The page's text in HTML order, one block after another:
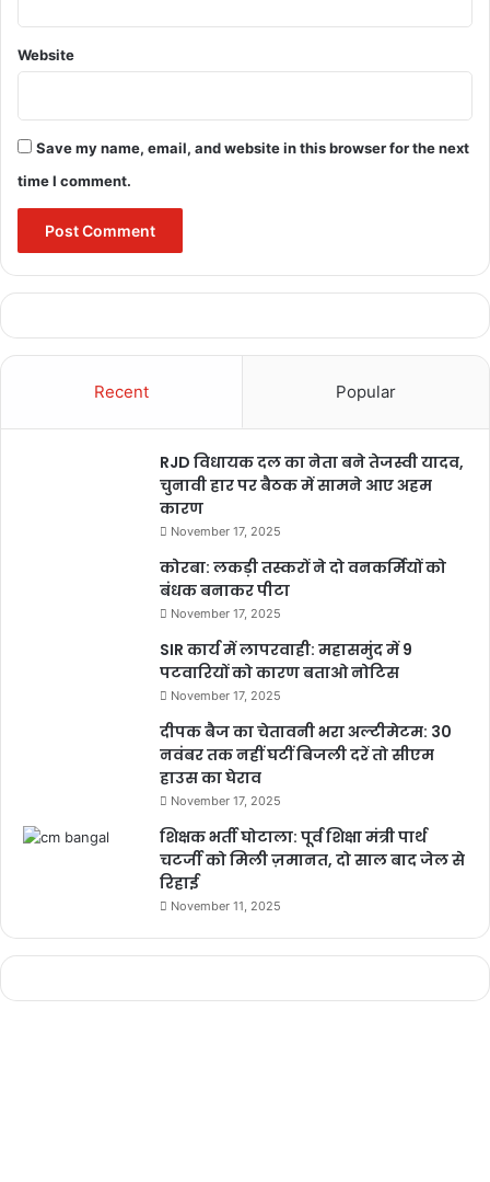
health.
Buland Hindustan
Afghanistan News
afghanistan news / taliban
afghanistan news ariana
afghanistan news around the world
afghanistan news in hindi
afghanistan news live
afghanistan news today plane
afghanistan news what happened
Afghanistan Women
BULAND HINDUSTAN
Talibani Government
u.s. army in afghanistan news today
Website
Save my name, email, and website in this browser for the next
time I comment.
Recent Popular
RJD विधायक दल का नेता बने तेजस्वी यादव,
चुनावी हार पर बैठक में सामने आए अहम
कारण
November 17, 2025
कोरबा: लकड़ी तस्करों ने दो वनकर्मियों को
बंधक बनाकर पीटा
November 17, 2025
SIR कार्य में लापरवाही: महासमुंद में 9
पटवारियों को कारण बताओ नोटिस
November 17, 2025
दीपक बैज का चेतावनी भरा अल्टीमेटम: 30
नवंबर तक नहीं घटीं बिजली दरें तो सीएम
हाउस का घेराव
November 17, 2025
शिक्षक भर्ती घोटाला: पूर्व शिक्षा मंत्री पार्थ
चटर्जी को मिली ज़मानत, दो साल बाद जेल से
रिहाई
November 11, 2025